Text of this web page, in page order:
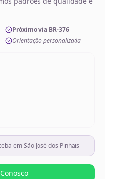
Próximo via BR-376
Orientação personalizada
emSão José dos Pinhais